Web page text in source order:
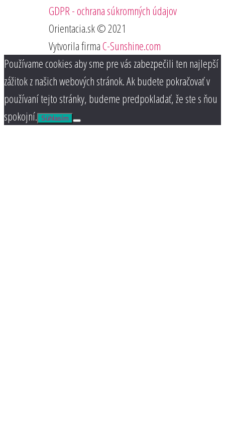
GDPR - ochrana súkromných údajov
Orientacia.sk © 2021
Vytvorila firmaC-Sunshine.com
Používame cookies aby sme pre vás zabezpečili ten najlepší
zážitok z našich webových stránok. Ak budete pokračovať v
používaní tejto stránky, budeme predpokladať, že ste s ňou
spokojní. Súhlasím